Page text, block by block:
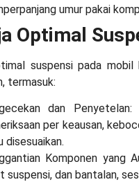
umur pakai
Optimal
suspensi pada
termasuk:
dan
per keausan,
disesuaikan.
Komponen yang
suspensi, dan bantalan,